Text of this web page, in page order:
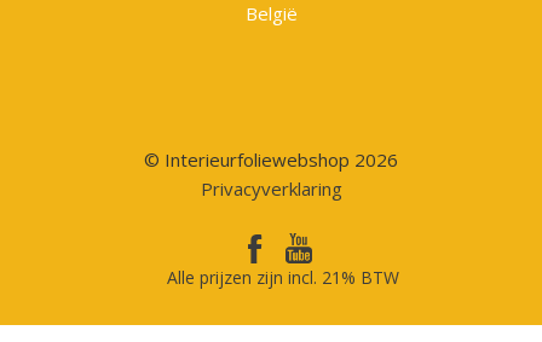
België
© Interieurfoliewebshop 2026
Privacyverklaring
Alle prijzen zijn incl. 21% BTW